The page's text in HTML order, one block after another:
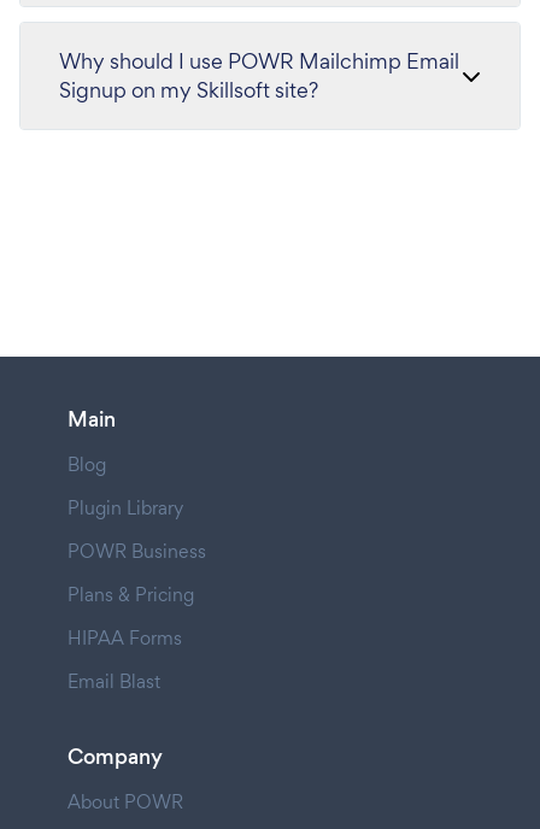
Why should I use POWR Mailchimp Email
Signup on my Skillsoft site?
Main
Blog
Plugin Library
POWR Business
Plans & Pricing
HIPAA Forms
Email Blast
Company
About POWR